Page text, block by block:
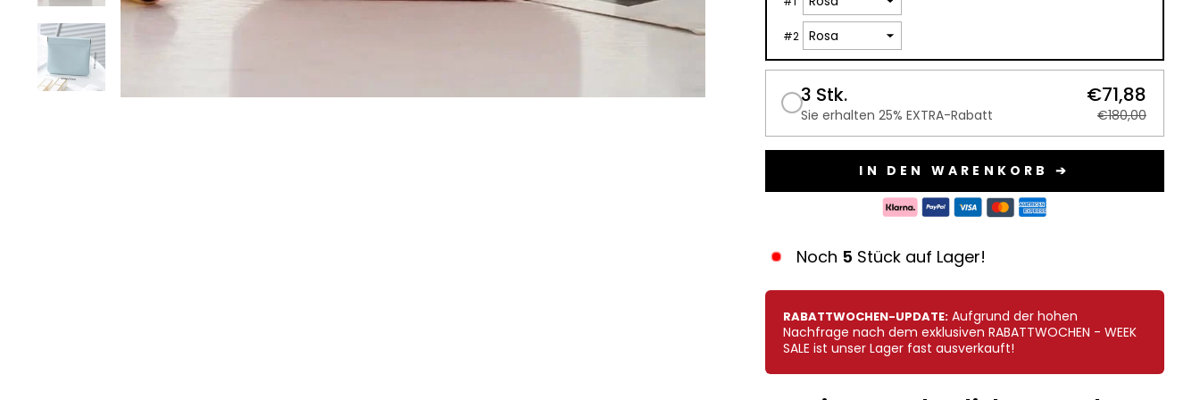
#2
3 Stk.
Sie erhalten 25% EXTRA-Rabatt
€71,88
€180,00
IN DEN WARENKORB ➔
Noch 4 Stück auf Lager!
RABATTWOCHEN-UPDATE:Aufgrund der hohen
Nachfrage nach dem exklusiven RABATTWOCHEN - WEEK
SALE ist unser Lager fast ausverkauft!